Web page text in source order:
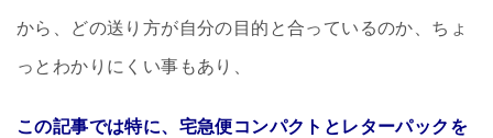
から、どの送り方が自分の目的と合っているのか、ちょ
っとわかりにくい事もあり、
この記事では特に、宅急便コンパクトとレターパックを